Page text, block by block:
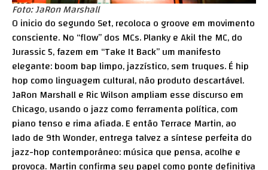
Foto: JaRon Marshall
O inicio do segundo Set, recoloca o groove em movimento
consciente. No “flow” dos MCs. Planky e Akil the MC, do
Jurassic 5, fazem em “Take It Back” um manifesto
elegante: boom bap limpo, jazzístico, sem truques. É hip
hop como linguagem cultural, não produto descartável.
JaRon Marshall e Ric Wilson ampliam esse discurso em
Chicago, usando o jazz como ferramenta política, com
piano tenso e rima afiada. E então Terrace Martin, ao
lado de 9th Wonder, entrega talvez a síntese perfeita do
jazz-hop contemporâneo: música que pensa, acolhe e